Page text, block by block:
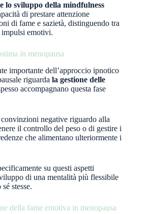
lo sviluppo della mindfulness
di prestare attenzione
di fame e sazietà, distinguendo tra
emotivi.
in menopausa
importante dell’approccio ipnotico
riguarda la gestione delle
accompagnano questa fase
negative riguardo alla
il controllo del peso o di gestire i
che alimentano ulteriormente i
su questi aspetti
di una mentalità più flessibile
stesse.
della fame emotiva in menopausa